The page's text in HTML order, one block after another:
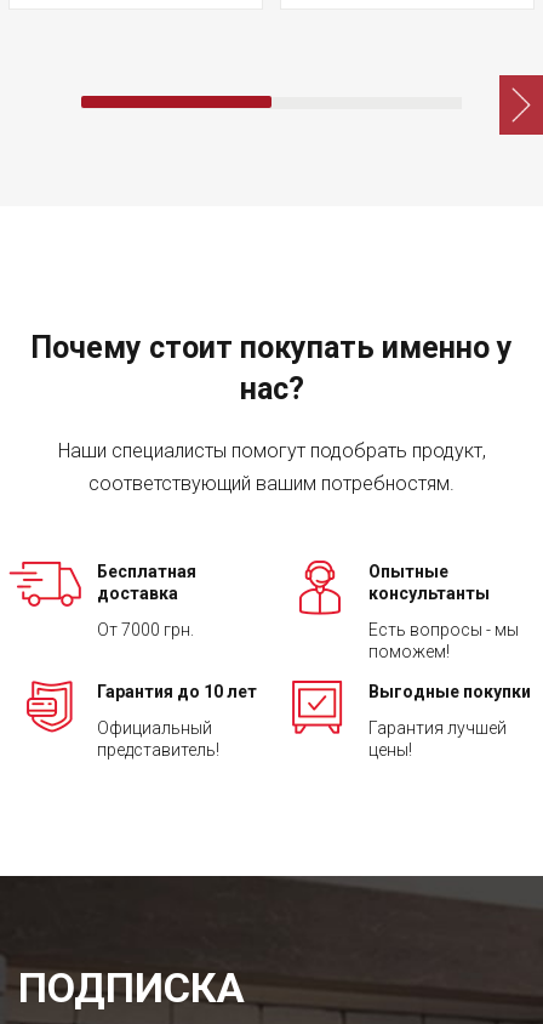
Почему стоит покупать именно у
нас?
Наши специалисты помогут подобрать продукт,
соответствующий вашим потребностям.
Бесплатная
доставка
От 7000 грн.
Опытные
консультанты
Есть вопросы - мы
поможем!
Гарантия до 10 лет
Официальный
представитель!
Выгодные покупки
Гарантия лучшей
цены!
ПОДПИСКА